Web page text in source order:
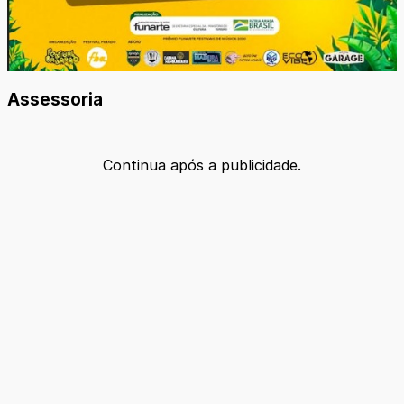
Assessoria
Continua após a publicidade.